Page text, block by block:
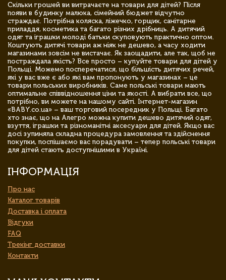
Скільки грошей ви витрачаєте на товари для дітей? Після
появи в будинку малюка, сімейний бюджет відчутно
страждає. Потрібна коляска, ліжечко, горщик, санітарне
приладдя, косметика та багато різних дрібниць. А дитячий
одяг та іграшки молоді батьки скуповують практично оптом.
Коштують дитячі товари аж ніяк не дешево, а часу ходити
магазинами зовсім не вистачає. Як заощадити, але так, щоб не
постраждала якість? Все просто – купуйте товари для дітей у
Польщі. Можемо посперечатися, що більшість дитячих речей,
які у вас вже є або які вам пропонують у магазинах – це
товари польських виробників. Саме польські товари мають
оптимальне співвідношення ціни та якості. А вибрати все, що
потрібно, ви можете на нашому сайті. Інтернет-магазин
«BABY.co.ua» – ваш торговий посередник у Польщі. Багато
хто знає, що на Алегро можна купити дешево дитячий одяг,
взуття, іграшки та різноманітні аксесуари для дітей. Якщо вас
досі зупиняла складна процедура замовлення та здійснення
покупки, поспішаємо вас порадувати – тепер польські товари
для дітей стають доступнішими в Україні.
ІНФОРМАЦІЯ
Про нас
Каталог товарів
Доставка і оплата
Відгуки
FAQ
Трекінг доставки
Контакти